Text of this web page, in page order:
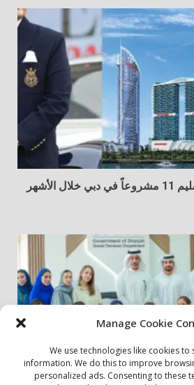
Manage Cookie
We use technologies like cookies
information. We do this to improve
personalized ads. Consenting to these
دانوب العقارية تعلن تسليم 11 مشروعاً في دبي خلال الأشهر